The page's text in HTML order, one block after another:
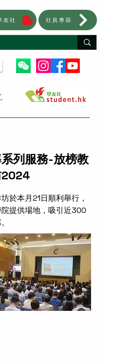
友社 社員專區
列服務-放榜教
於本月21日順利舉行，
提供場地，吸引近300